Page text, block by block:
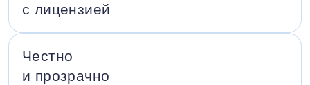
с лицензией
Честно
и прозрачно